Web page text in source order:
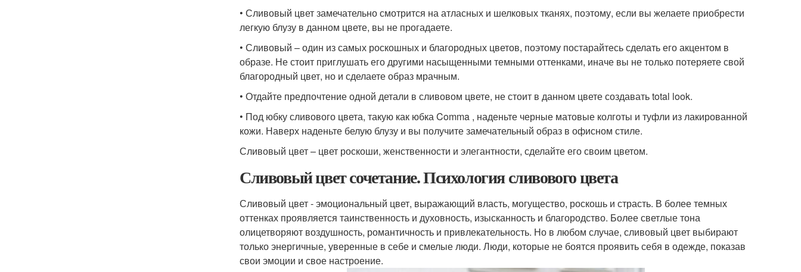
• Сливовый цвет замечательно смотрится на атласных и шелковых тканях, поэтому, если вы желаете приобрести
легкую блузу в данном цвете, вы не прогадаете.
• Сливовый – один из самых роскошных и благородных цветов, поэтому постарайтесь сделать его акцентом в
образе. Не стоит приглушать его другими насыщенными темными оттенками, иначе вы не только потеряете свой
благородный цвет, но и сделаете образ мрачным.
• Отдайте предпочтение одной детали в сливовом цвете, не стоит в данном цвете создавать total look.
• Под юбку сливового цвета, такую как юбка Comma , наденьте черные матовые колготы и туфли из лакированной
кожи. Наверх наденьте белую блузу и вы получите замечательный образ в офисном стиле.
Сливовый цвет – цвет роскоши, женственности и элегантности, сделайте его своим цветом.
Сливовый цвет сочетание. Психология сливового цвета
Сливовый цвет - эмоциональный цвет, выражающий власть, могущество, роскошь и страсть. В более темных
оттенках проявляется таинственность и духовность, изысканность и благородство. Более светлые тона
олицетворяют воздушность, романтичность и привлекательность. Но в любом случае, сливовый цвет выбирают
только энергичные, уверенные в себе и смелые люди. Люди, которые не боятся проявить себя в одежде, показав
свои эмоции и свое настроение.